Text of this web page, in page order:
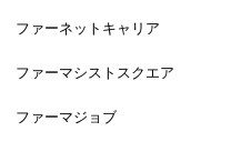
ファーネットキャリア
ファーマシストスクエア
ファーマジョブ